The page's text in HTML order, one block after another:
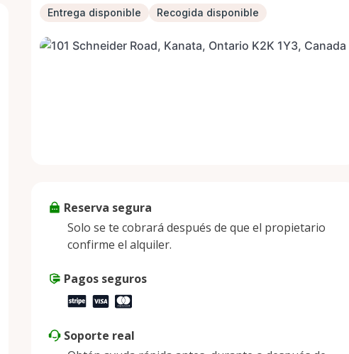
Entrega disponible Recogida disponible
Reserva segura
Solo se te cobrará después de que el propietario
confirme el alquiler.
Pagos seguros
Soporte real